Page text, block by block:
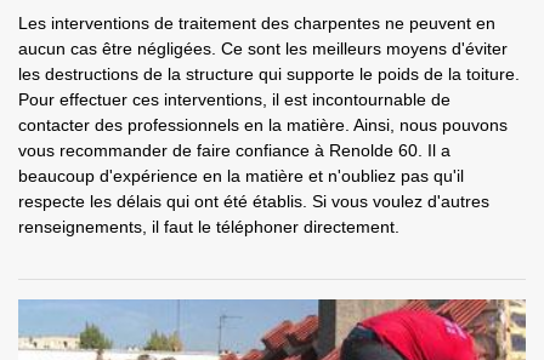
Les interventions de traitement des charpentes ne peuvent en
aucun cas être négligées. Ce sont les meilleurs moyens d'éviter
les destructions de la structure qui supporte le poids de la toiture.
Pour effectuer ces interventions, il est incontournable de
contacter des professionnels en la matière. Ainsi, nous pouvons
vous recommander de faire confiance à Renolde 60. Il a
beaucoup d'expérience en la matière et n'oubliez pas qu'il
respecte les délais qui ont été établis. Si vous voulez d'autres
renseignements, il faut le téléphoner directement.